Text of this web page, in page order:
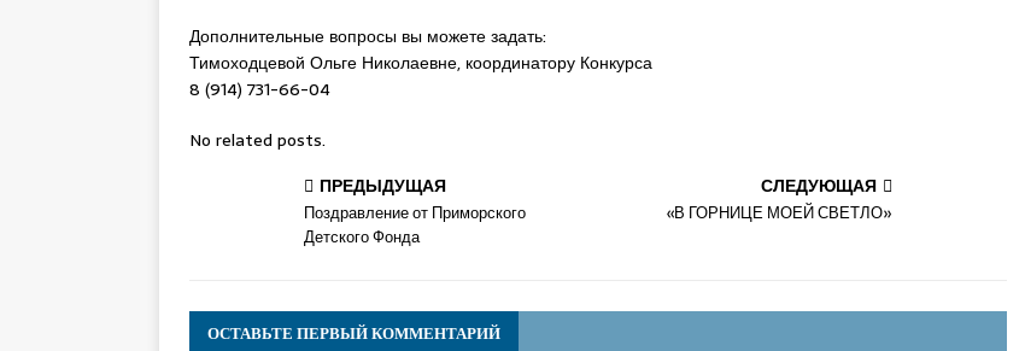
Дополнительные вопросы вы можете задать:
Тимоходцевой Ольге Николаевне, координатору Конкурса
8 (914) 731-66-04
No related posts.
ПРЕДЫДУЩАЯ
Поздравление от Приморского
Детского Фонда
СЛЕДУЮЩАЯ
«В ГОРНИЦЕ МОЕЙ СВЕТЛО»
ОСТАВЬТЕ ПЕРВЫЙ КОММЕНТАРИЙ